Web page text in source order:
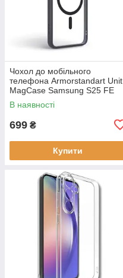
Чохол до мобільного
телефона Armorstandart Unit
MagCase Samsung S25 FE
5G Black (ARM89156)
В наявності
699 ₴
Купити